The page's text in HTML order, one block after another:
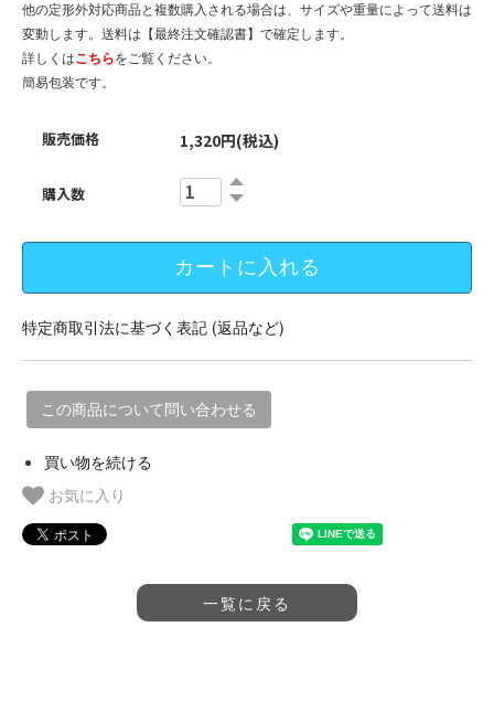
他の定形外対応商品と複数購入される場合は、サイズや重量によって送料は
変動します。送料は【最終注文確認書】で確定します。
詳しくはこちらをご覧ください。
簡易包装です。
販売価格 1,320円(税込)
購入数
特定商取引法に基づく表記 (返品など)
この商品について問い合わせる
買い物を続ける
お気に入り
一覧に戻る